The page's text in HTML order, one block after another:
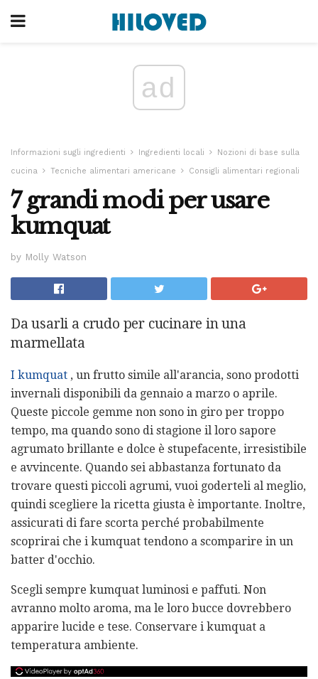
ad
Informazioni sugli ingredienti Ingredienti locali
Nozioni di base sulla
cucina
Tecniche alimentari americane Consigli alimentari regionali
7 grandi modi per usare
kumquat
by Molly Watson
Da usarli a crudo per cucinare in una
marmellata
I kumquat , un frutto simile all'arancia, sono prodotti
invernali disponibili da gennaio a marzo o aprile.
Queste piccole gemme non sono in giro per troppo
tempo, ma quando sono di stagione il loro sapore
agrumato brillante e dolce è stupefacente, irresistibile
e avvincente. Quando sei abbastanza fortunato da
trovare questi piccoli agrumi, vuoi goderteli al meglio,
quindi scegliere la ricetta giusta è importante. Inoltre,
assicurati di fare scorta perché probabilmente
scoprirai che i kumquat tendono a scomparire in un
batter d'occhio.
Scegli sempre kumquat luminosi e paffuti. Non
avranno molto aroma, ma le loro bucce dovrebbero
apparire lucide e tese. Conservare i kumquat a
temperatura ambiente.